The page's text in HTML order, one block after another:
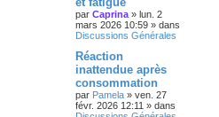
par Caprina » lun. 2
mars 2026 10:59 » dans
Discussions Générales
Réaction
inattendue après
consommation
par Pamela » ven. 27
févr. 2026 12:11 » dans